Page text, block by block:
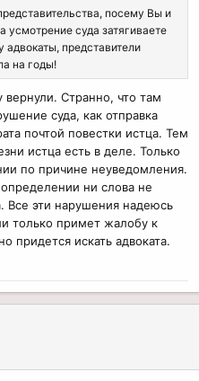
посему Вы и
суда затягиваете
представители
на годы!
вернули. Странно, что там
суда, как отправка
почтой повестки истца. Тем
истца есть в деле. Только
по причине неуведомления.
ни слова не
Все эти нарушения надеюсь
только примет жалобу к
придется искать адвоката.